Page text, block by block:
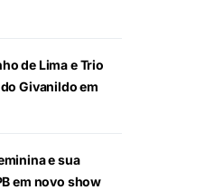
de Lima e Trio
Givanildo em
e sua
em novo show